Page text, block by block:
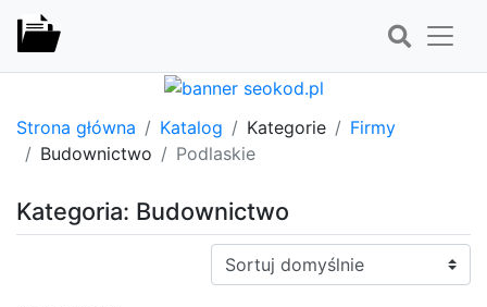
Strona główna Katalog Kategorie
Firmy
Budownictwo
Podlaskie
Kategoria: Budownictwo
Sortuj: